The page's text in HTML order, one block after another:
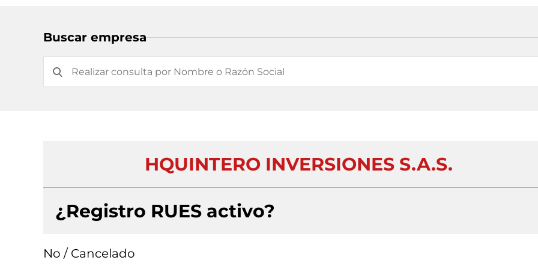
Buscar empresa
HQUINTERO INVERSIONES S.A.S.
¿Registro RUES activo?
No / Cancelado